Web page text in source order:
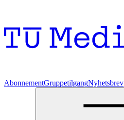
AbonnementGruppetilgangNyhetsbrev